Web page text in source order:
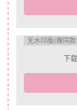
无水印版(赠同
下